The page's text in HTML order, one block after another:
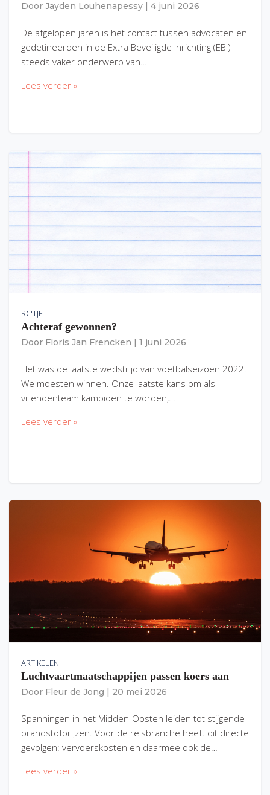
Door Jayden Louhenapessy 4 juni 2026
De afgelopen jaren is het contact tussen advocaten en
gedetineerden in de Extra Beveiligde Inrichting (EBI)
steeds vaker onderwerp van…
Lees verder »
RC'TJE
Achteraf gewonnen?
Door Floris Jan Frencken 1 juni 2026
Het was de laatste wedstrijd van voetbalseizoen 2022.
We moesten winnen. Onze laatste kans om als
vriendenteam kampioen te worden,…
Lees verder »
ARTIKELEN
Luchtvaartmaatschappijen passen koers aan
Door Fleur de Jong 20 mei 2026
Spanningen in het Midden-Oosten leiden tot stijgende
brandstofprijzen. Voor de reisbranche heeft dit directe
gevolgen: vervoerskosten en daarmee ook de…
Lees verder »